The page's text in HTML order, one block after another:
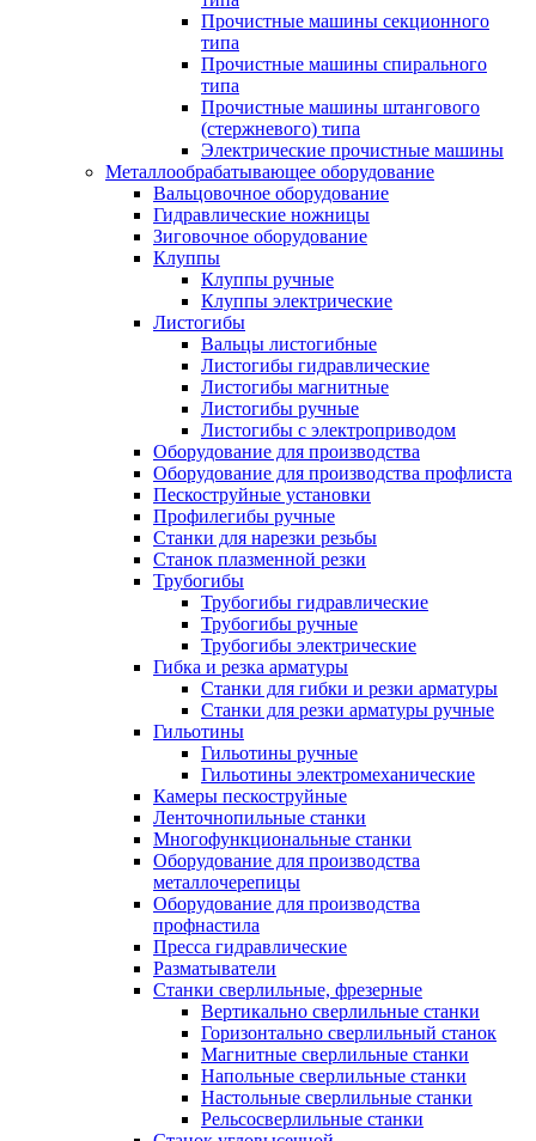
Прочистные машины секционного
типа
Прочистные машины спирального
типа
Прочистные машины штангового
(стержневого) типа
Электрические прочистные машины
Металлообрабатывающее оборудование
Вальцовочное оборудование
Гидравлические ножницы
Зиговочное оборудование
Клуппы
Клуппы ручные
Клуппы электрические
Листогибы
Вальцы листогибные
Листогибы гидравлические
Листогибы магнитные
Листогибы ручные
Листогибы с электроприводом
Оборудование для производства
Оборудование для производства профлиста
Пескоструйные установки
Профилегибы ручные
Станки для нарезки резьбы
Станок плазменной резки
Трубогибы
Трубогибы гидравлические
Трубогибы ручные
Трубогибы электрические
Гибка и резка арматуры
Станки для гибки и резки арматуры
Станки для резки арматуры ручные
Гильотины
Гильотины ручные
Гильотины электромеханические
Камеры пескоструйные
Ленточнопильные станки
Многофункциональные станки
Оборудование для производства
металлочерепицы
Оборудование для производства
профнастила
Пресса гидравлические
Разматыватели
Станки сверлильные, фрезерные
Вертикально сверлильные станки
Горизонтально сверлильный станок
Магнитные сверлильные станки
Напольные сверлильные станки
Настольные сверлильные станки
Рельсосверлильные станки